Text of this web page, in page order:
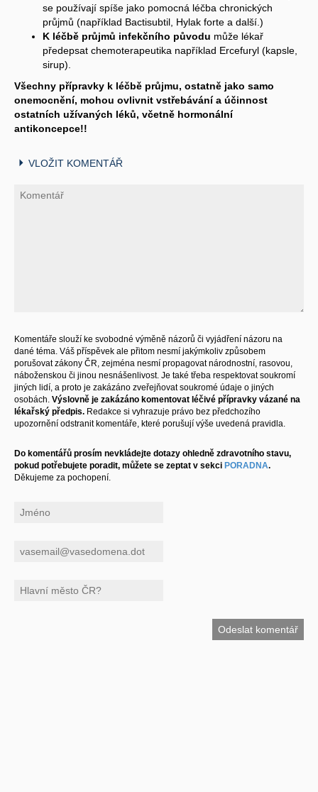
se používají spíše jako pomocná léčba chronických
průjmů (například Bactisubtil, Hylak forte a další.)
K léčbě průjmů infekčního původu může lékař
předepsat chemoterapeutika například Ercefuryl (kapsle,
sirup).
Všechny přípravky k léčbě průjmu, ostatně jako samo
onemocnění, mohou ovlivnit vstřebávání a účinnost
ostatních užívaných léků, včetně hormonální
antikoncepce!!
VLOŽIT KOMENTÁŘ
Komentáře slouží ke svobodné výměně názorů či vyjádření názoru na
dané téma. Váš příspěvek ale přitom nesmí jakýmkoliv způsobem
porušovat zákony ČR, zejména nesmí propagovat národnostní, rasovou,
náboženskou či jinou nesnášenlivost. Je také třeba respektovat soukromí
jiných lidí, a proto je zakázáno zveřejňovat soukromé údaje o jiných
osobách. Výslovně je zakázáno komentovat léčivé přípravky vázané na
lékařský předpis. Redakce si vyhrazuje právo bez předchozího
upozornění odstranit komentáře, které porušují výše uvedená pravidla.
Do komentářů prosím nevkládejte dotazy ohledně zdravotního stavu,
pokud potřebujete poradit, můžete se zeptat v sekci PORADNA.
Děkujeme za pochopení.